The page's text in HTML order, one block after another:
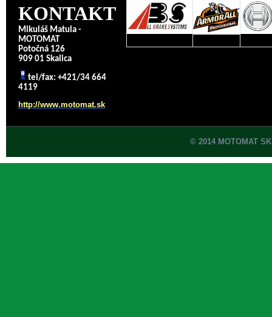
KONTAKT
Mikuláš Matula -
MOTOMAT
Potočná 126
909 01 Skalica
tel/fax: +421/34 664
4119
http://www.motomat.sk
© 2014